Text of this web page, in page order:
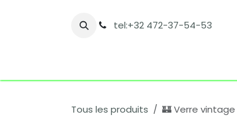
tel:+32 472-37-54-53
Tous les produits 🏰 Verre